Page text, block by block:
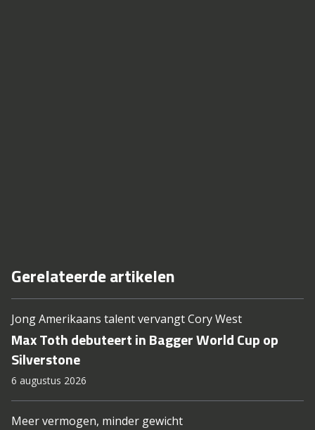
Gerelateerde artikelen
Jong Amerikaans talent vervangt Cory West
Max Toth debuteert in Bagger World Cup op
Silverstone
6 augustus 2026
Meer vermogen, minder gewicht